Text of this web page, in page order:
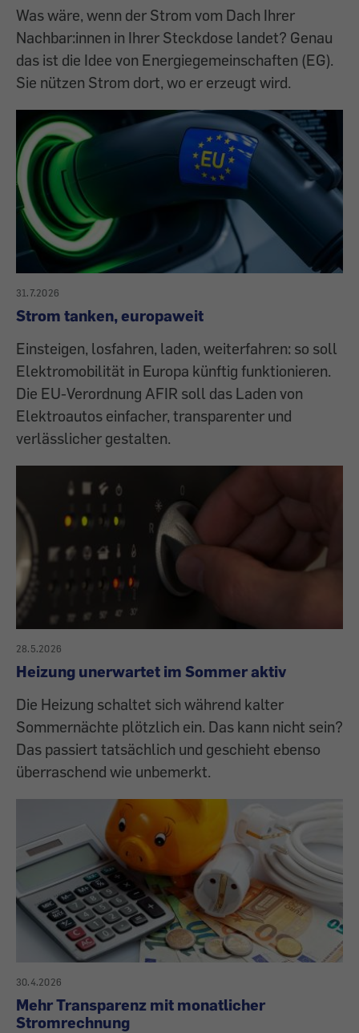
Was wäre, wenn der Strom vom Dach Ihrer
Nachbar:innen in Ihrer Steckdose landet? Genau
das ist die Idee von Energiegemeinschaften (EG).
Sie nützen Strom dort, wo er erzeugt wird.
31.7.2026
Strom tanken, europaweit
Einsteigen, losfahren, laden, weiterfahren: so soll
Elektromobilität in Europa künftig funktionieren.
Die EU-Verordnung AFIR soll das Laden von
Elektroautos einfacher, transparenter und
verlässlicher gestalten.
28.5.2026
Heizung unerwartet im Sommer aktiv
Die Heizung schaltet sich während kalter
Sommernächte plötzlich ein. Das kann nicht sein?
Das passiert tatsächlich und geschieht ebenso
überraschend wie unbemerkt.
30.4.2026
Mehr Transparenz mit monatlicher
Stromrechnung